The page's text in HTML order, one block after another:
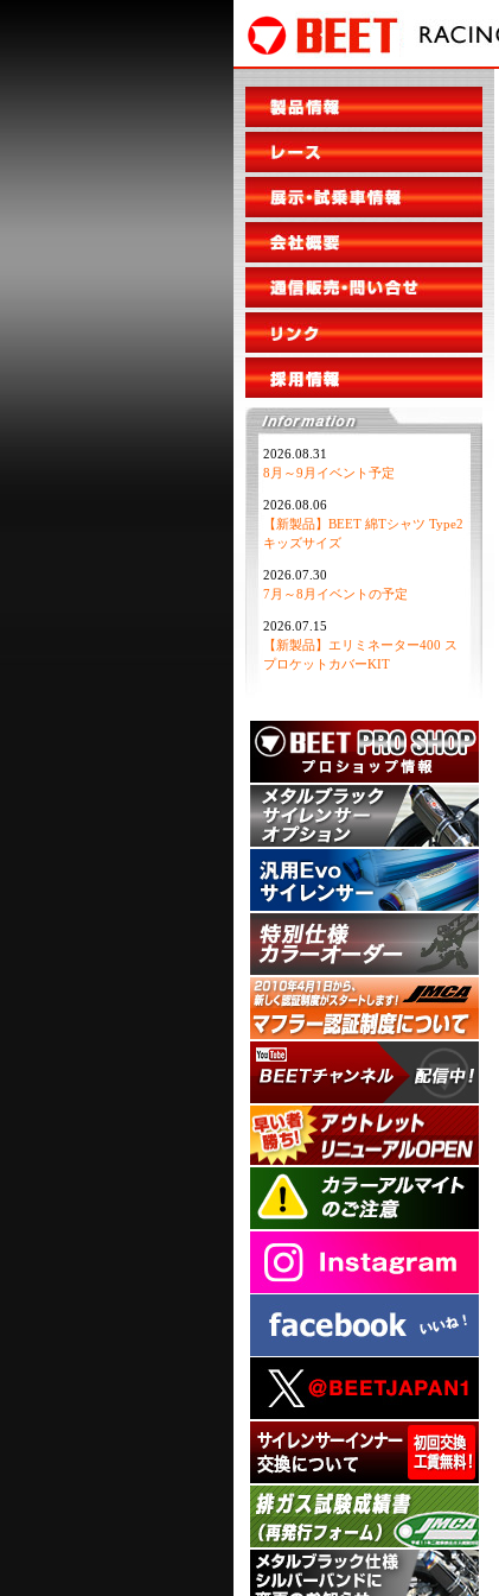
2026.08.31
8月～9月イベント予定
2026.08.06
【新製品】BEET 綿Tシャツ Type2
キッズサイズ
2026.07.30
7月～8月イベントの予定
2026.07.15
【新製品】エリミネーター400 ス
プロケットカバーKIT